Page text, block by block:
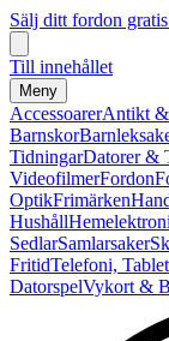
Sälj ditt fordon
Till innehållet
Meny
AccessoarerAntikt
Barnskor
TidningarDatorer &
VideofilmerFordon
OptikFrimärken
Hushåll
SedlarSamlarsaker
FritidTelefoni,
DatorspelVykort &